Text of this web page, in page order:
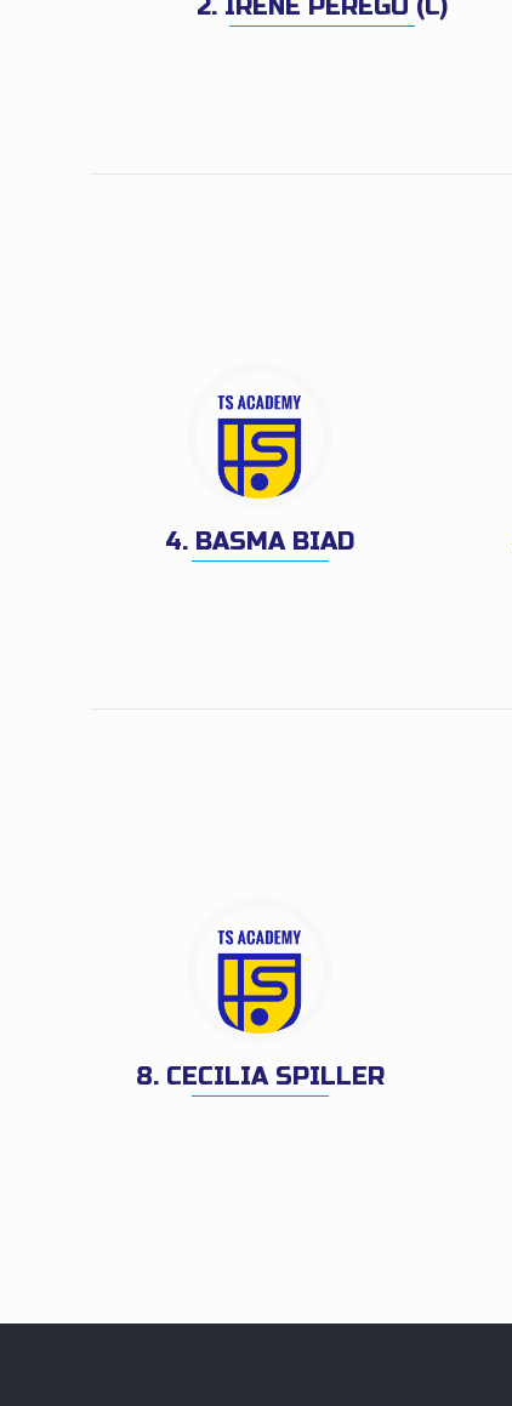
2. IRENE PEREGO (C)
4. BASMA BIAD
8. CECILIA SPILLER